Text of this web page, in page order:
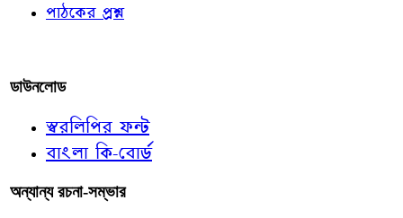
পাঠকের প্রশ্ন
ডাউনলোড
স্বরলিপির ফন্ট
বাংলা কি-বোর্ড
অন্যান্য রচনা-সম্ভার